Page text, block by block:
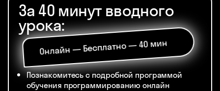
За 40 минут вводного
урока:
Онлайн — Бесплатно — 40 мин
Познакомитесь с подробной программой
обучения программированию онлайн